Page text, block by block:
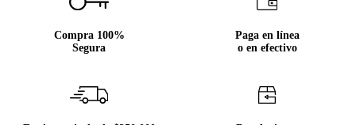
Compra 100%
Segura
Paga en línea
o en efectivo